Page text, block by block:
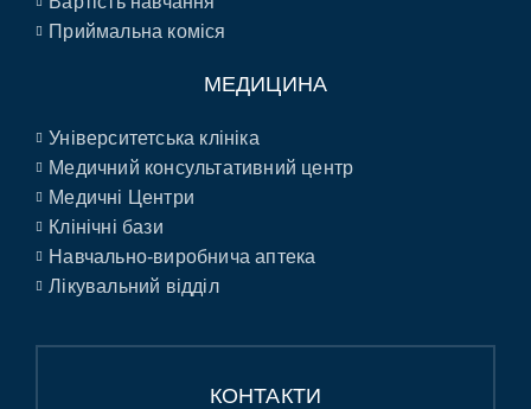
Приймальна коміся
МЕДИЦИНА
Університетська клініка
Медичний консультативний центр
Медичні Центри
Клінічні бази
Навчально-виробнича аптека
Лікувальний відділ
КОНТАКТИ